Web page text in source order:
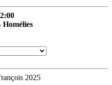
2025